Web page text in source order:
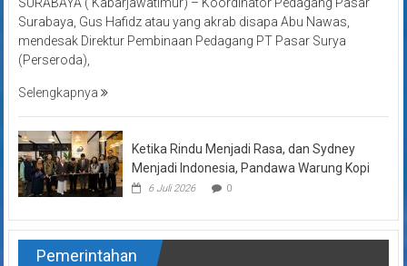
Surabaya, Gus Hafidz atau yang akrab disapa Abu Nawas,
mendesak Direktur Pembinaan Pedagang PT Pasar Surya
(Perseroda),
Selengkapnya
Ketika Rindu Menjadi Rasa, dan Sydney
Menjadi Indonesia, Pandawa Warung Kopi
6 Juli 2026 0
Pemerintahan